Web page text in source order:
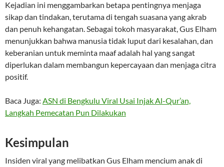
Kejadian ini menggambarkan betapa pentingnya menjaga
sikap dan tindakan, terutama di tengah suasana yang akrab
dan penuh kehangatan. Sebagai tokoh masyarakat, Gus Elham
menunjukkan bahwa manusia tidak luput dari kesalahan, dan
keberanian untuk meminta maaf adalah hal yang sangat
diperlukan dalam membangun kepercayaan dan menjaga citra
positif.
Baca Juga: ASN di Bengkulu Viral Usai Injak Al-Qur’an,
Langkah Pemecatan Pun Dilakukan
Kesimpulan
Insiden viral yang melibatkan Gus Elham mencium anak di